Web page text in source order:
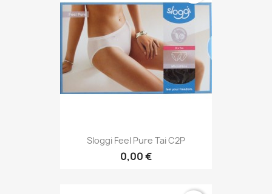
Sloggi Feel Pure Tai C2P
0,00 €